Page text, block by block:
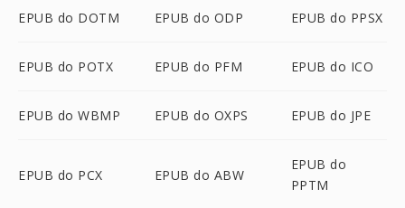
EPUB do DOTM EPUB do ODP EPUB do PPSX
EPUB do POTX EPUB do PFM EPUB do ICO
EPUB do WBMP EPUB do OXPS EPUB do JPE
EPUB do PCX EPUB do ABW
EPUB do
PPTM